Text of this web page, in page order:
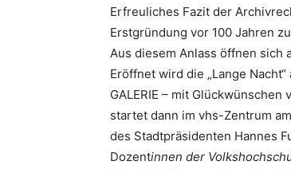
Erfreuliches Fazit der
Erstgründung vor 100 Jahren
Aus diesem Anlass öffnen sich
Eröffnet wird die „Lange
GALERIE – mit
startet dann im vhs-Zentrum
des Stadtpräsidenten Hannes
Dozentinnen der